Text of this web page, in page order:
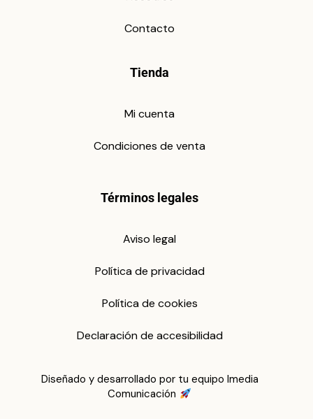
Contacto
Tienda
Mi cuenta
Condiciones de venta
Términos legales
Aviso legal
Política de privacidad
Política de cookies
Declaración de accesibilidad
Diseñado y desarrollado por tu equipo Imedia
Comunicación